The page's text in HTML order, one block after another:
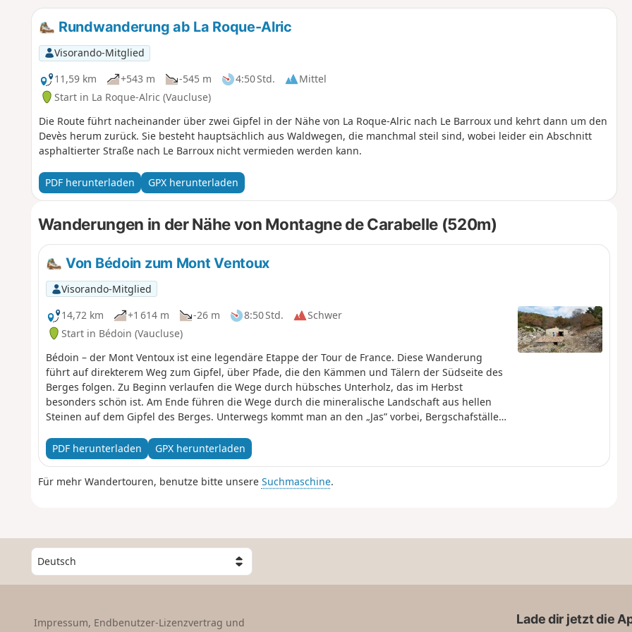
Rundwanderung ab La Roque-Alric
Visorando-Mitglied
11,59 km
+543 m -545 m 4:50 Std.
Mittel
Start in La Roque-Alric (Vaucluse)
Die Route führt nacheinander über zwei Gipfel in der Nähe von La Roque-Alric nach Le Barroux und kehrt dann um den
Devès herum zurück. Sie besteht hauptsächlich aus Waldwegen, die manchmal steil sind, wobei leider ein Abschnitt
asphaltierter Straße nach Le Barroux nicht vermieden werden kann.
PDF herunterladen GPX herunterladen
Wanderungen in der Nähe von Montagne de Carabelle (520m)
Von Bédoin zum Mont Ventoux
Visorando-Mitglied
14,72 km
+1 614 m -26 m 8:50 Std.
Schwer
Start in Bédoin (Vaucluse)
Bédoin – der Mont Ventoux ist eine legendäre Etappe der Tour de France. Diese Wanderung
führt auf direkterem Weg zum Gipfel, über Pfade, die den Kämmen und Tälern der Südseite des
Berges folgen. Zu Beginn verlaufen die Wege durch hübsches Unterholz, das im Herbst
besonders schön ist. Am Ende führen die Wege durch die mineralische Landschaft aus hellen
Steinen auf dem Gipfel des Berges. Unterwegs kommt man an den „Jas” vorbei, Bergschafställen
PDF herunterladen
GPX herunterladen
Für mehr Wandertouren, benutze bitte unsere Suchmaschine.
W
ä
h
eImpressum, Endbenutzer-Lizenzvertrag und
Lade dir jetzt die